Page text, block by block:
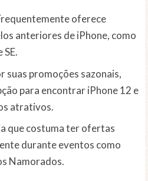
oferece
anteriores de iPhone, como
SE.
suas promoções sazonais,
para encontrar iPhone 12 e
atrativos.
que costuma ter ofertas
durante eventos como
Namorados.